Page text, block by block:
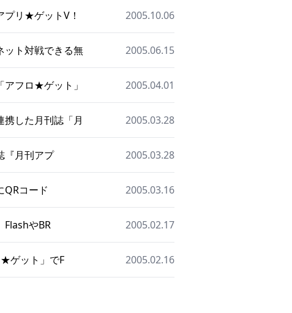
プリ★ゲットV！ 2005.10.06
ト対戦できる無 2005.06.15
フロ★ゲット」 2005.04.01
した月刊誌「月 2005.03.28
『月刊アプ 2005.03.28
コード 2005.03.16
やBR 2005.02.17
ゲット」でF 2005.02.16